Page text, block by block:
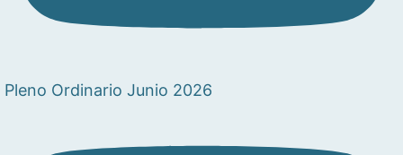
Pleno Ordinario Junio 2026